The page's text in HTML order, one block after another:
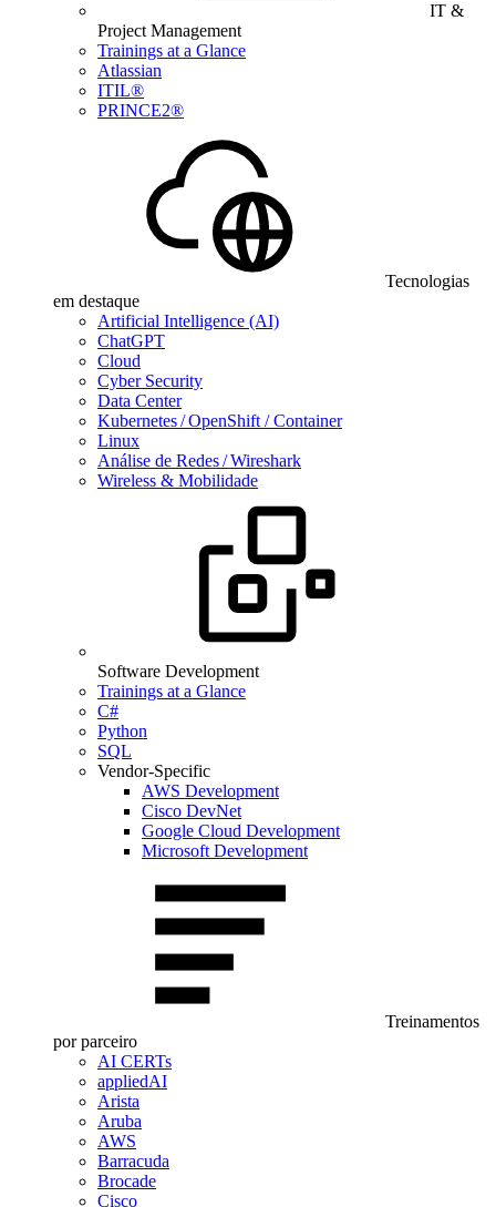
IT &
Project Management
Trainings at a Glance
Atlassian
ITIL®
PRINCE2®
Tecnologias
em destaque
Artificial Intelligence (AI)
ChatGPT
Cloud
Cyber Security
Data Center
Kubernetes / OpenShift / Container
Linux
Análise de Redes / Wireshark
Wireless & Mobilidade
Software Development
Trainings at a Glance
C#
Python
SQL
Vendor-Specific
AWS Development
Cisco DevNet
Google Cloud Development
Microsoft Development
Treinamentos
por parceiro
AI CERTs
appliedAI
Arista
Aruba
AWS
Barracuda
Brocade
Cisco